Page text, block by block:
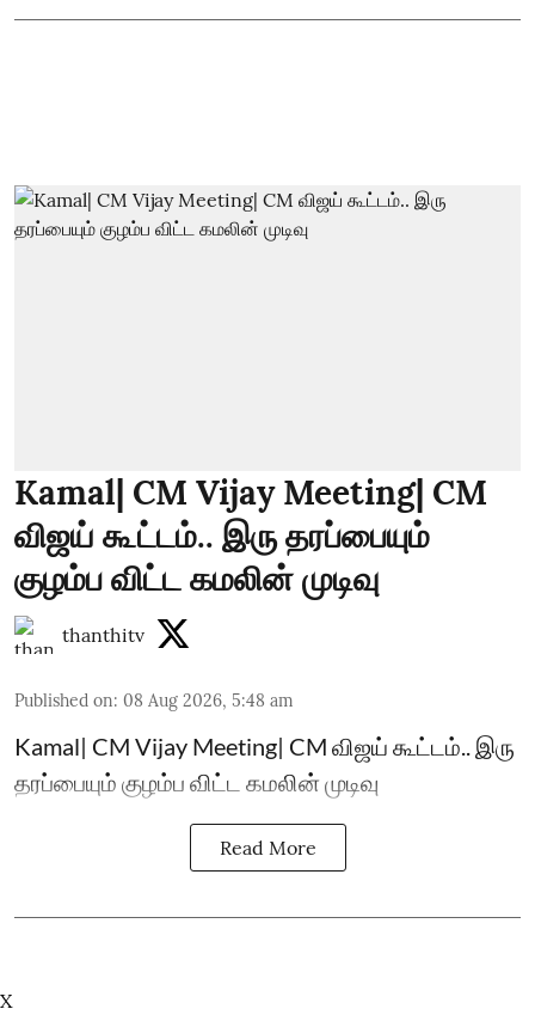
Kamal| CM Vijay Meeting| CM
விஜய் கூட்டம்.. இரு தரப்பையும்
குழம்ப விட்ட கமலின் முடிவு
thanthitv
Published on: 08 Aug 2026, 5:48 am
Kamal| CM Vijay Meeting| CM விஜய் கூட்டம்.. இரு
தரப்பையும் குழம்ப விட்ட கமலின் முடிவு
Read More
X